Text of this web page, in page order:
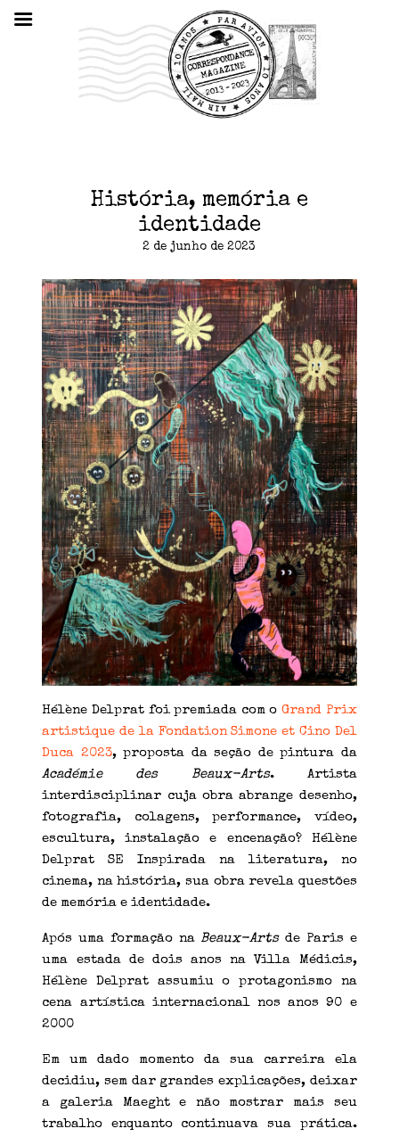
História, memória e
identidade
2 de junho de 2023
Hélène Delprat foi premiada com oGrand Prix
artistique de la Fondation Simone et Cino Del
Duca 2023, proposta da seção de pintura da
Académie des Beaux-Arts. Artista
interdisciplinar cuja obra abrange desenho,
fotografia, colagens, performance, vídeo,
escultura, instalação e encenação? Hélène
Delprat SE Inspirada na literatura, no
cinema, na história, sua obra revela questões
de memória e identidade.
Após uma formação na Beaux-Artsde Paris e
uma estada de dois anos na Villa Médicis,
Hélène Delprat assumiu o protagonismo na
cena artística internacional nos anos 90 e
2000
Em um dado momento da sua carreira ela
decidiu, sem dar grandes explicações, deixar
a galeria Maeght e não mostrar mais seu
trabalho enquanto continuava sua prática.